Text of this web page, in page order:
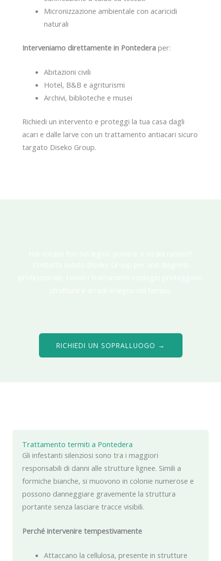
Micronizzazione ambientale con acaricidi
naturali
Interveniamo direttamente in Pontedera per:
Abitazioni civili
Hotel, B&B e agriturismi
Archivi, biblioteche e musei
Richiedi un intervento e proteggi la tua casa dagli
acari e dalle larve con un trattamento antiacari sicuro
targato Diseko Group.
RICHIEDI UN SOPRALLUOGO →
Trattamento termiti a Pontedera
Gli infestanti silenziosi sono tra i maggiori
responsabili di danni alle strutture lignee. Simili a
formiche bianche, si muovono in colonie numerose e
possono danneggiare gravemente la struttura
portante senza lasciare tracce visibili.
Perché intervenire tempestivamente
Attaccano la cellulosa, presente in strutture